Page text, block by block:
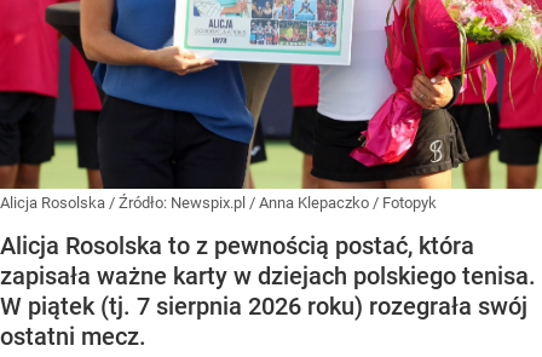
Alicja Rosolska / Źródło: Newspix.pl / Anna Klepaczko / Fotopyk
Alicja Rosolska to z pewnością postać, która
zapisała ważne karty w dziejach polskiego tenisa.
W piątek (tj. 7 sierpnia 2026 roku) rozegrała swój
ostatni mecz.